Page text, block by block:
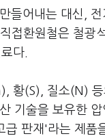
들어내는 대신,
접환원철은 철광
다.
황(S), 질소(N)
기술을 보유한
급 판재'라는 제품